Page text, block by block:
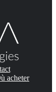
acheter